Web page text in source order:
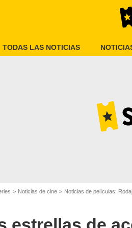
TODAS LAS NOTICIAS
Noticias de cine Noticias de películas: